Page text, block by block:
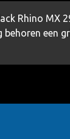
Rhino MX
een